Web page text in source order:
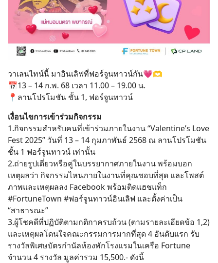
Search
วาเลนไทน์นี้ มาอินเลิฟที่ฟอร์จูนทาวน์กัน💗🫶
📅13 – 14 ก.พ. 68 เวลา 11.00 – 19.00 น.
📍ลานโปรโมชัน ชั้น 1, ฟอร์จูนทาวน์
เงื่อนไขการเข้าร่วมกิจกรรม
1.กิจกรรมสำหรับคนที่เข้าร่วมภายในงาน “Valentine’s Love
Fest 2025” วันที่ 13 – 14 กุมภาพันธ์ 2568 ณ ลานโปรโมชัน
ชั้น 1 ฟอร์จูนทาวน์ เท่านั้น
2.ถ่ายรูปเดี่ยวหรือคู่ในบรรยากาศภายในงาน พร้อมบอก
เหตุผลว่า กิจกรรมไหนภายในงานที่คุณชอบที่สุด และโพสต์
ภาพและเหตุผลลง Facebook พร้อมติดแฮชแท็ก
#FortuneTown #ฟอร์จูนทาวน์อินเลิฟ และตั้งค่าเป็น
“สาธารณะ”
3.ผู้โชคดีที่ปฏิบัติตามกติกาครบถ้วน (ตามรายละเอียดข้อ 1,2)
และเหตุผลโดนใจคณะกรรมการมากที่สุด 4 อันดับแรก รับ
รางวัลพิเศษบัตรกํานัลห้องพักโรงแรมในเครือ Fortune
จำนวน 4 รางวัล มูลค่ารวม 15,500.- ดังนี้